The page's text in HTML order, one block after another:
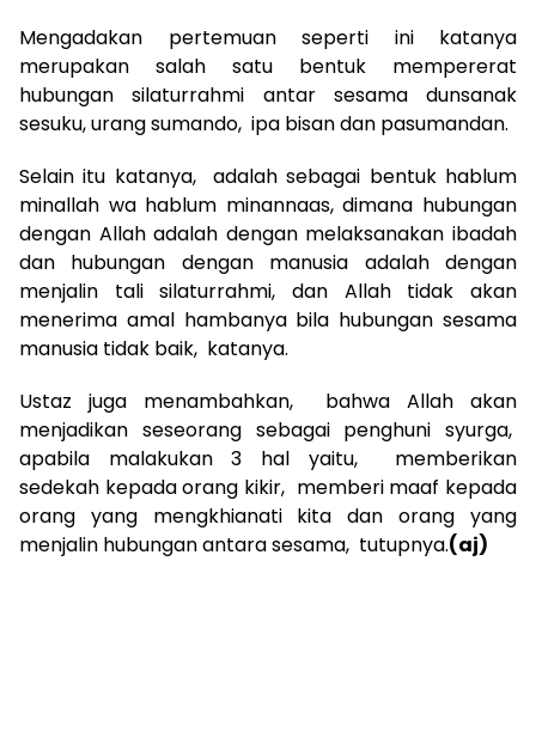
Mengadakan pertemuan seperti ini katanya
merupakan salah satu bentuk mempererat
hubungan silaturrahmi antar sesama dunsanak
sesuku, urang sumando, ipa bisan dan pasumandan.
Selain itu katanya, adalah sebagai bentuk hablum
minallah wa hablum minannaas, dimana hubungan
dengan Allah adalah dengan melaksanakan ibadah
dan hubungan dengan manusia adalah dengan
menjalin tali silaturrahmi, dan Allah tidak akan
menerima amal hambanya bila hubungan sesama
manusia tidak baik, katanya.
Ustaz juga menambahkan, bahwa Allah akan
menjadikan seseorang sebagai penghuni syurga,
apabila malakukan 3 hal yaitu, memberikan
sedekah kepada orang kikir, memberi maaf kepada
orang yang mengkhianati kita dan orang yang
menjalin hubungan antara sesama, tutupnya.(aj)